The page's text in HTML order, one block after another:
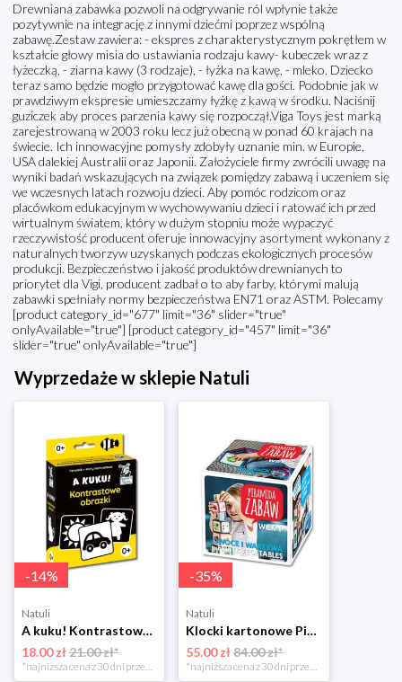
Drewniana zabawka pozwoli na odgrywanie ról wpłynie także
pozytywnie na integrację z innymi dziećmi poprzez wspólną
zabawę.Zestaw zawiera: - ekspres z charakterystycznym pokrętłem w
kształcie głowy misia do ustawiania rodzaju kawy- kubeczek wraz z
łyżeczką, - ziarna kawy (3 rodzaje), - łyżka na kawę, - mleko. Dziecko
teraz samo będzie mogło przygotować kawę dla gości. Podobnie jak w
prawdziwym ekspresie umieszczamy łyżkę z kawą w środku. Naciśnij
guziczek aby proces parzenia kawy się rozpoczął.Viga Toys jest marką
zarejestrowaną w 2003 roku lecz już obecną w ponad 60 krajach na
świecie. Ich innowacyjne pomysły zdobyły uznanie min. w Europie,
USA dalekiej Australii oraz Japonii. Założyciele firmy zwrócili uwagę na
wyniki badań wskazujących na związek pomiędzy zabawą i uczeniem się
we wczesnych latach rozwoju dzieci. Aby pomóc rodzicom oraz
placówkom edukacyjnym w wychowywaniu dzieci i ratować ich przed
wirtualnym światem, który w dużym stopniu może wypaczyć
rzeczywistość producent oferuje innowacyjny asortyment wykonany z
naturalnych tworzyw uzyskanych podczas ekologicznych procesów
produkcji. Bezpieczeństwo i jakość produktów drewnianych to
priorytet dla Vigi, producent zadbał o to aby farby, którymi malują
zabawki spełniały normy bezpieczeństwa EN71 oraz ASTM. Polecamy
[product category_id="677" limit="36" slider="true"
onlyAvailable="true"] [product category_id="457" limit="36"
slider="true" onlyAvailable="true"]
Wyprzedaże w sklepie Natuli
-14%
Natuli
A kuku! Kontrastowe obrazki. Karty kontrastowe + poradnik 0+ Edgard
18.00 zł21.00 zł*
*najniższa cena z 30 dni przed obniżką
-35%
Natuli
Klocki kartonowe Piramida Zabaw. Owoce i Warzywa Piramida zabaw
55.00 zł 84.00 zł*
*najniższa cena z 30 dni przed obniżką